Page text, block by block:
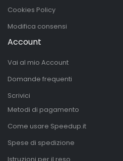
Cookies Policy
Modifica consensi
Account
Vai al mio Account
Domande frequenti
Scrivici
Metodi di pagamento
Come usare Speedup.it
Spese di spedizione